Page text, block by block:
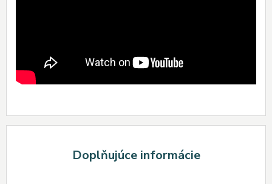
Doplňujúce informácie